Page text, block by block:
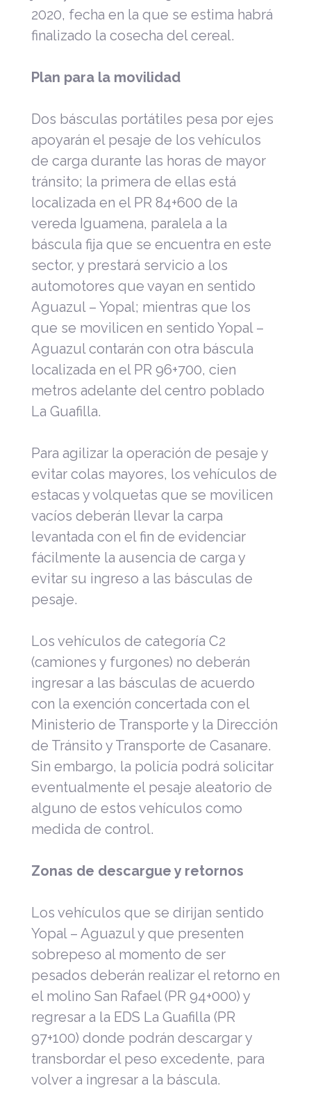
2020, fecha en la que se estima habrá
finalizado la cosecha del cereal.
Plan para la movilidad
Dos básculas portátiles pesa por ejes
apoyarán el pesaje de los vehículos
de carga durante las horas de mayor
tránsito; la primera de ellas está
localizada en el PR 84+600 de la
vereda Iguamena, paralela a la
báscula fija que se encuentra en este
sector, y prestará servicio a los
automotores que vayan en sentido
Aguazul – Yopal; mientras que los
que se movilicen en sentido Yopal –
Aguazul contarán con otra báscula
localizada en el PR 96+700, cien
metros adelante del centro poblado
La Guafilla.
Para agilizar la operación de pesaje y
evitar colas mayores, los vehículos de
estacas y volquetas que se movilicen
vacíos deberán llevar la carpa
levantada con el fin de evidenciar
fácilmente la ausencia de carga y
evitar su ingreso a las básculas de
pesaje.
Los vehículos de categoría C2
(camiones y furgones) no deberán
ingresar a las básculas de acuerdo
con la exención concertada con el
Ministerio de Transporte y la Dirección
de Tránsito y Transporte de Casanare.
Sin embargo, la policía podrá solicitar
eventualmente el pesaje aleatorio de
alguno de estos vehículos como
medida de control.
Zonas de descargue y retornos
Los vehículos que se dirijan sentido
Yopal – Aguazul y que presenten
sobrepeso al momento de ser
pesados deberán realizar el retorno en
el molino San Rafael (PR 94+000) y
regresar a la EDS La Guafilla (PR
97+100) donde podrán descargar y
transbordar el peso excedente, para
volver a ingresar a la báscula.